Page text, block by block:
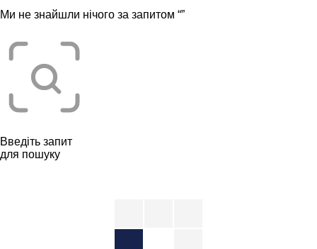
Ми не знайшли нічого за запитом “”
Введіть запит
для пошуку